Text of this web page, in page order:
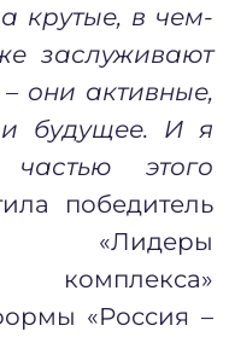
крутые, в чем-
заслуживают
они активные,
будущее. И я
этого
победитель
«Лидеры
комплекса»
«Россия –